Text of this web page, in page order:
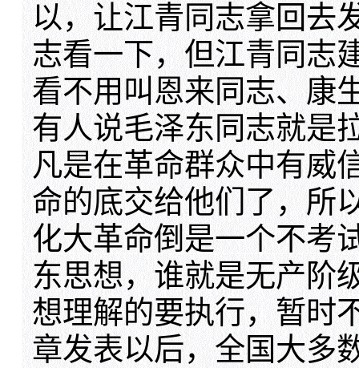
以，让江青同志拿回去
志看一下，但江青同志
看不用叫恩来同志、康
有人说毛泽东同志就是
凡是在革命群众中有威
命的底交给他们了，所
化大革命倒是一个不考
东思想，谁就是无产阶
想理解的要执行，暂时
章发表以后，全国大多